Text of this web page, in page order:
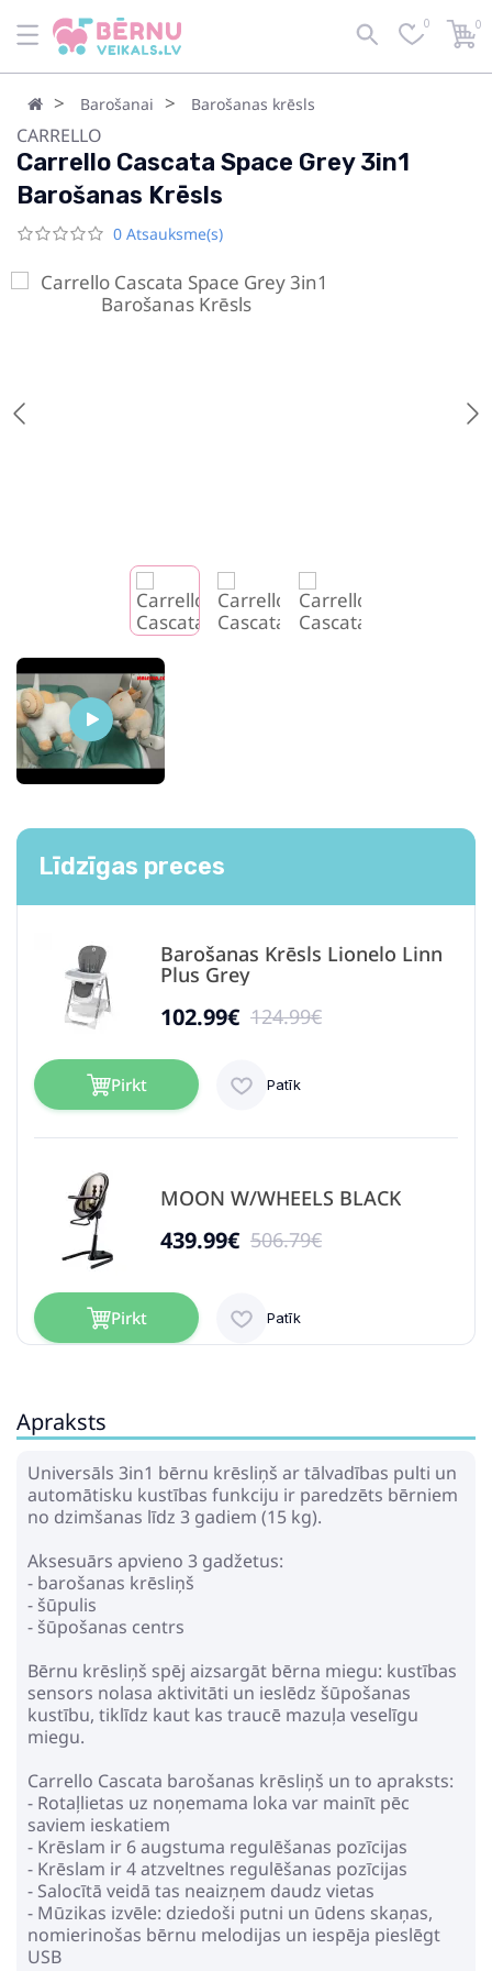
0 0
Barošanai Barošanas krēsls
CARRELLO
Carrello Cascata Space Grey 3in1
Barošanas Krēsls
0 Atsauksme(s)
Līdzīgas preces
Barošanas Krēsls Lionelo Linn
Plus Grey
102.99€ 124.99€
Pirkt Patīk
MOON W/WHEELS BLACK
439.99€ 506.79€
Pirkt Patīk
Seat nat/wh for Evolu2 +
One80° Barošanas Krēsls
127.99€ 154.99€
Barošanas Krēsls
235.99€ 283.99€
Pirkt Patīk
Krēsla kāju pagarināšanas
komplekts Childhome Evolu
Dark Natural Black
69.99€ 87.99€
Apraksts
Universāls 3in1 bērnu krēsliņš ar tālvadības pulti un
automātisku kustības funkciju ir paredzēts bērniem
no dzimšanas līdz 3 gadiem (15 kg).
Aksesuārs apvieno 3 gadžetus:
- barošanas krēsliņš
- šūpulis
- šūpošanas centrs
Bērnu krēsliņš spēj aizsargāt bērna miegu: kustības
sensors nolasa aktivitāti un ieslēdz šūpošanas
kustību, tiklīdz kaut kas traucē mazuļa veselīgu
miegu.
Carrello Cascata barošanas krēsliņš un to apraksts:
- Rotaļlietas uz noņemama loka var mainīt pēc
saviem ieskatiem
- Krēslam ir 6 augstuma regulēšanas pozīcijas
- Krēslam ir 4 atzveltnes regulēšanas pozīcijas
- Salocītā veidā tas neaizņem daudz vietas
- Mūzikas izvēle: dziedoši putni un ūdens skaņas,
nomierinošas bērnu melodijas un iespēja pieslēgt
USB